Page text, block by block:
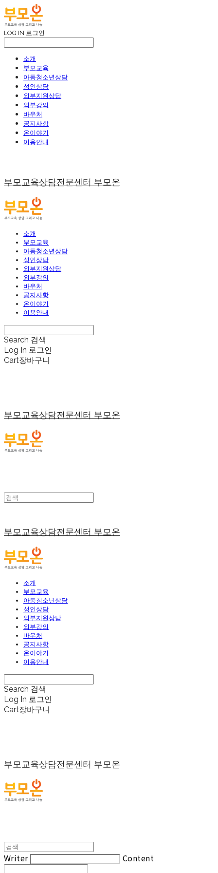
LOG IN 로그인
소개
부모교육
아동청소년상담
성인상담
외부지원상담
외부강의
바우처
공지사항
온이야기
이용안내
부모교육상담전문센터 부모온
소개
부모교육
아동청소년상담
성인상담
외부지원상담
외부강의
바우처
공지사항
온이야기
이용안내
Search 검색
Log In 로그인
Cart장바구니
부모교육상담전문센터 부모온
부모교육상담전문센터 부모온
소개
부모교육
아동청소년상담
성인상담
외부지원상담
외부강의
바우처
공지사항
온이야기
이용안내
Search 검색
Log In 로그인
Cart장바구니
부모교육상담전문센터 부모온
Writer Content